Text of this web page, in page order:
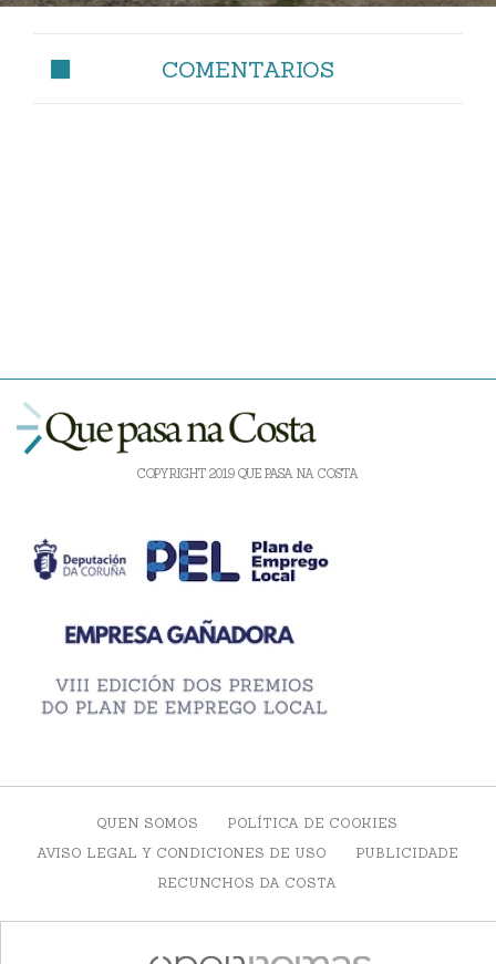
COMENTARIOS
COPYRIGHT 2019 QUE PASA NA COSTA
QUEN SOMOS
POLÍTICA DE COOKIES
AVISO LEGAL Y CONDICIONES DE USO
PUBLICIDADE
RECUNCHOS DA COSTA